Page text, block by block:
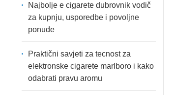
Najbolje e cigarete dubrovnik vodič
za kupnju, usporedbe i povoljne
ponude
Praktični savjeti za tecnost za
elektronske cigarete marlboro i kako
odabrati pravu aromu